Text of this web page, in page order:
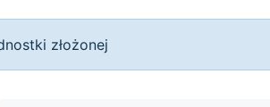
złożonej